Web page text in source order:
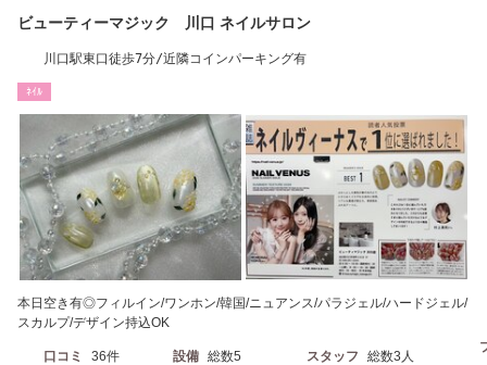
ビューティーマジック 川口 ネイルサロン
川口駅東口徒歩7分/近隣コインパーキング有
ﾈｲﾙ
本日空き有◎フィルイン/ワンホン/韓国/ニュアンス/パラジェル/ハードジェル/
スカルプ/デザイン持込OK
口コミ 36件 設備 総数5 スタッフ 総数3人